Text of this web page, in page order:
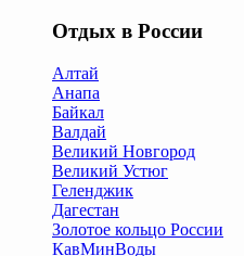
Отдых в России
Алтай
Анапа
Байкал
Валдай
Великий Новгород
Великий Устюг
Геленджик
Дагестан
Золотое кольцо России
КавМинВоды